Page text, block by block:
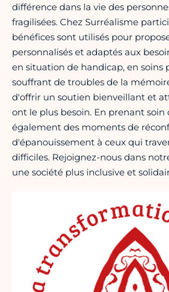
différence dans la vie des
fragilisées. Chez Surréalisme
bénéfices sont utilisés pour
personnalisés et adaptés aux
en situation de handicap, en soins
souffrant de troubles de la
d'offrir un soutien bienveillant et
ont le plus besoin. En prenant soin
également des moments de
d'épanouissement à ceux qui
difficiles. Rejoignez-nous dans
une société plus inclusive et